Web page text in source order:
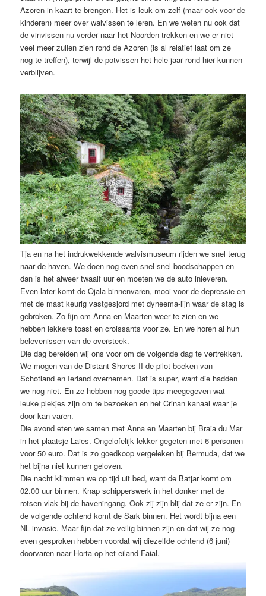
Azoren in kaart te brengen. Het is leuk om zelf (maar ook voor de
kinderen) meer over walvissen te leren. En we weten nu ook dat
de vinvissen nu verder naar het Noorden trekken en we er niet
veel meer zullen zien rond de Azoren (is al relatief laat om ze
nog te treffen), terwijl de potvissen het hele jaar rond hier kunnen
verblijven.
Tja en na het indrukwekkende walvismuseum rijden we snel terug
naar de haven. We doen nog even snel snel boodschappen en
dan is het alweer twaalf uur en moeten we de auto inleveren.
Even later komt de Ojala binnenvaren, mooi voor de depressie en
met de mast keurig vastgesjord met dyneema-lijn waar de stag is
gebroken. Zo fijn om Anna en Maarten weer te zien en we
hebben lekkere toast en croissants voor ze. En we horen al hun
belevenissen van de oversteek.
Die dag bereiden wij ons voor om de volgende dag te vertrekken.
We mogen van de Distant Shores II de pilot boeken van
Schotland en Ierland overnemen. Dat is super, want die hadden
we nog niet. En ze hebben nog goede tips meegegeven wat
leuke plekjes zijn om te bezoeken en het Crinan kanaal waar je
door kan varen.
Die avond eten we samen met Anna en Maarten bij Braia du Mar
in het plaatsje Laies. Ongelofelijk lekker gegeten met 6 personen
voor 50 euro. Dat is zo goedkoop vergeleken bij Bermuda, dat we
het bijna niet kunnen geloven.
Die nacht klimmen we op tijd uit bed, want de Batjar komt om
02.00 uur binnen. Knap schipperswerk in het donker met de
rotsen vlak bij de haveningang. Ook zij zijn blij dat ze er zijn. En
de volgende ochtend komt de Sark binnen. Het wordt bijna een
NL invasie. Maar fijn dat ze veilig binnen zijn en dat wij ze nog
even gesproken hebben voordat wij diezelfde ochtend (6 juni)
doorvaren naar Horta op het eiland Faial.